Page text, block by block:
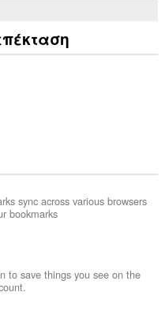
sync across various browsers
bookmarks
to save things you see on the